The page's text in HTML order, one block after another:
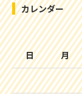
カレンダー
日
月